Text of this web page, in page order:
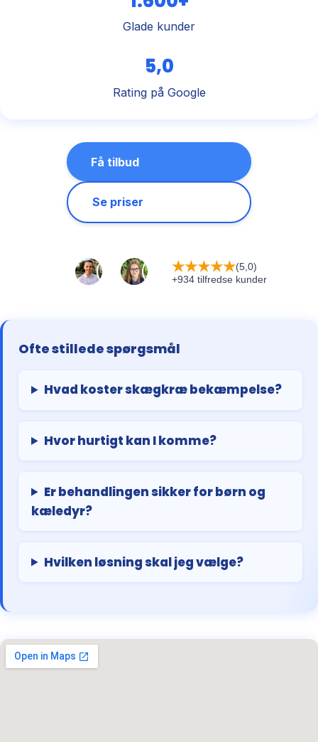
Glade kunder
5,0
Rating på Google
Få tilbud
Se priser
★★★★★(5,0)
+934 tilfredse kunder
Ofte stillede spørgsmål
Hvad koster skægkræ bekæmpelse?
Hvor hurtigt kan I komme?
Er behandlingen sikker for børn og
kæledyr?
Hvilken løsning skal jeg vælge?